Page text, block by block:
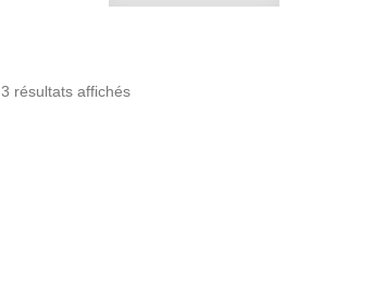
3 résultats affichésTrié